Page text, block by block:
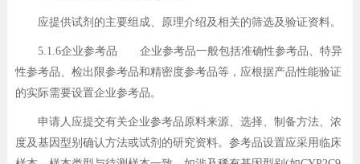
应提供试剂的主要组成、原理介绍及相关的筛选及验证资料。
5.1.6企业参考品 企业参考品一般包括准确性参考品、特异
性参考品、检出限参考品和精密度参考品等，应根据产品性能验证
的实际需要设置企业参考品。
申请人应提交有关企业参考品原料来源、选择、制备方法、浓
度及基因型别确认方法或试剂的研究资料。参考品设置应采用临床